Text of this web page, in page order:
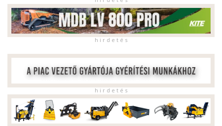
h i r d e t é s
h i r d e t é s